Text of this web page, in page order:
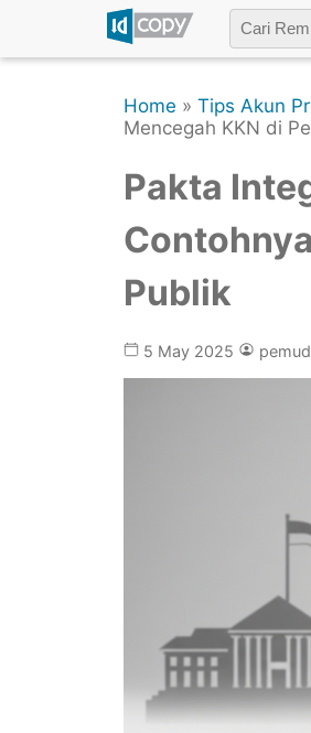
Home » Tips Akun
Mencegah KKN di
Pakta
Publik
5 May 2025